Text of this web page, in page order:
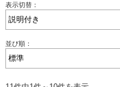
表示切替：
並び順：